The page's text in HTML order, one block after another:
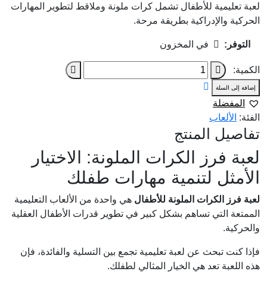
‎لعبة تعليمية للأطفال تشمل كرات ملونة وملاقط لتطوير المهارات
الحركية والإدراكية بطريقة مرحة.
التوفر: في المخزون
الكمية:
كمية
‎لعبة
فرز
الكرات
الملونة
التعليمية
إضافة إلى السلة
المفضلة
الفئة: الألعاب
تفاصيل المنتج
لعبة فرز الكرات الملونة: الاختيار
الأمثل لتنمية مهارات طفلك
لعبة فرز الكرات الملونة للأطفال هي واحدة من الألعاب التعليمية
الممتعة التي تساهم بشكل كبير في تطوير قدرات الأطفال العقلية
والحركية.
فإذا كنت تبحث عن لعبة تعليمية تجمع بين التسلية والفائدة، فإن
هذه اللعبة تعد هي الخيار المثالي لطفلك.